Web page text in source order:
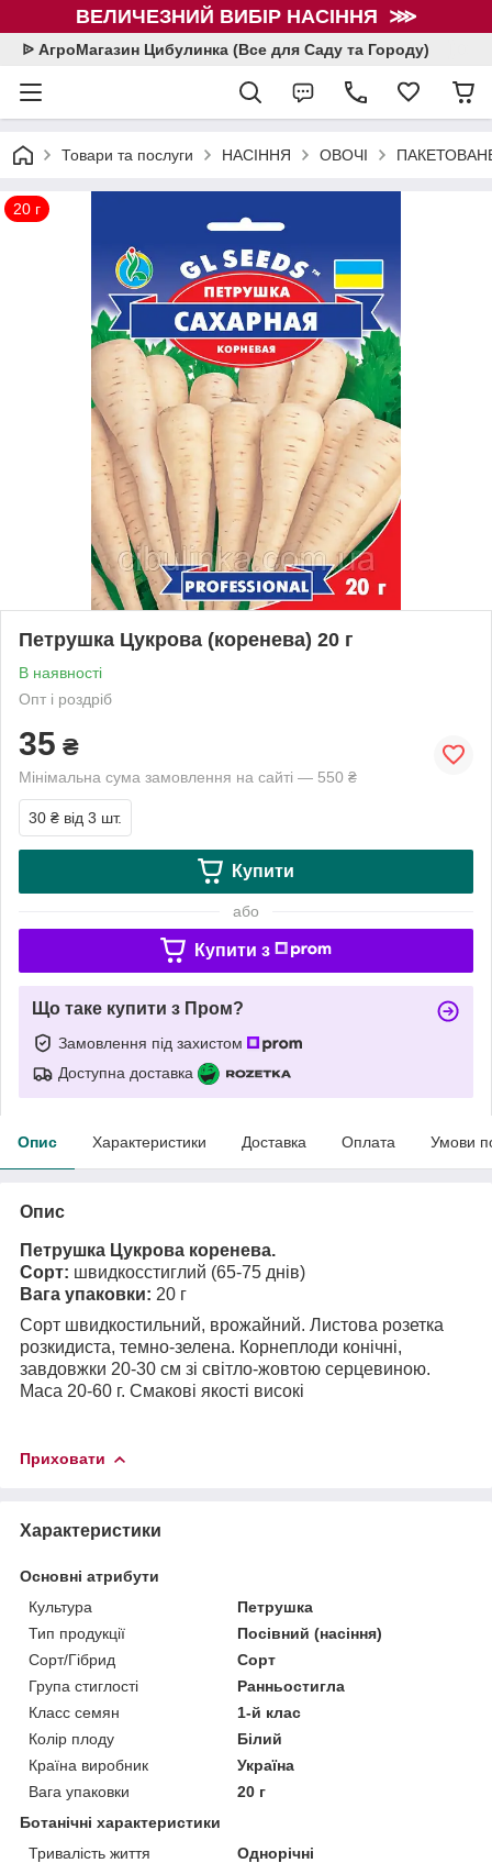
ВЕЛИЧЕЗНИЙ ВИБІР НАСІННЯ ⋙
ᐉ АгроМагазин Цибулинка (Все для Саду та Городу)
Товари та послуги НАСІННЯ ОВОЧІ
20 г
Петрушка Цукрова (коренева) 20 г
В наявності
Опт і роздріб
35 ₴
Мінімальна сума замовлення на сайті — 550 ₴
30 ₴ від 3 шт.
Купити
або
Купити з
Що таке купити з Пром?
Замовлення під захистом
Доступна доставка
Опис Характеристики Доставка Оплата Умови
Опис
Петрушка Цукрова коренева.
Сорт: швидкосстиглий (65-75 днів)
Вага упаковки: 20 г
Сорт швидкостильний, врожайний. Листова розетка
розкидиста, темно-зелена. Корнеплоди конічні,
завдовжки 20-30 см зі світло-жовтою серцевиною.
Маса 20-60 г. Смакові якості високі
Приховати
Характеристики
Основні атрибути
Культура
Петрушка
Тип продукції
Посівний (насіння)
Сорт/Гібрид
Сорт
Група стиглості
Ранньостигла
Класс семян
1-й клас
Колір плоду
Білий
Країна виробник
Україна
Вага упаковки
20 г
Ботанічні характеристики
Тривалість життя
Однорічні